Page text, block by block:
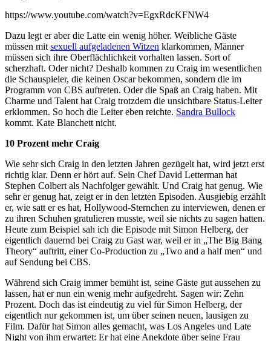
https://www.youtube.com/watch?v=EgxRdcKFNW4
Dazu legt er aber die Latte ein wenig höher. Weibliche Gäste
müssen mit sexuell aufgeladenen Witzen klarkommen, Männer
müssen sich ihre Oberflächlichkeit vorhalten lassen. Sort of
scherzhaft. Oder nicht? Deshalb kommen zu Craig im wesentlichen
die Schauspieler, die keinen Oscar bekommen, sondern die im
Programm von CBS auftreten. Oder die Spaß an Craig haben. Mit
Charme und Talent hat Craig trotzdem die unsichtbare Status-Leiter
erklommen. So hoch die Leiter eben reichte. Sandra Bullock
kommt. Kate Blanchett nicht.
10 Prozent mehr Craig
Wie sehr sich Craig in den letzten Jahren gezügelt hat, wird jetzt erst
richtig klar. Denn er hört auf. Sein Chef David Letterman hat
Stephen Colbert als Nachfolger gewählt. Und Craig hat genug. Wie
sehr er genug hat, zeigt er in den letzten Episoden. Ausgiebig erzählt
er, wie satt er es hat, Hollywood-Sternchen zu interviewen, denen er
zu ihren Schuhen gratulieren musste, weil sie nichts zu sagen hatten.
Heute zum Beispiel sah ich die Episode mit Simon Helberg, der
eigentlich dauernd bei Craig zu Gast war, weil er in „The Big Bang
Theory“ auftritt, einer Co-Production zu „Two and a half men“ und
auf Sendung bei CBS.
Während sich Craig immer bemüht ist, seine Gäste gut aussehen zu
lassen, hat er nun ein wenig mehr aufgedreht. Sagen wir: Zehn
Prozent. Doch das ist eindeutig zu viel für Simon Helberg, der
eigentlich nur gekommen ist, um über seinen neuen, lausigen zu
Film. Dafür hat Simon alles gemacht, was Los Angeles und Late
Night von ihm erwartet: Er hat eine Anekdote über seine Frau